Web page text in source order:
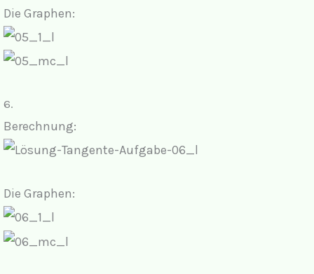
Die Graphen:
6.
Berechnung:
Die Graphen: